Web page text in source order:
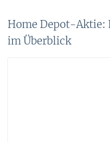
Home Depot-Aktie:
im Überblick